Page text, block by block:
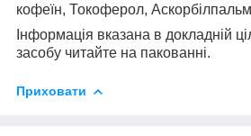
кофеїн, Токоферол,
Інформація вказана в докладній
засобу читайте на пакованні.
Приховати